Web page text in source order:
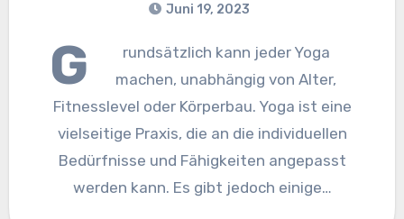
Juni 19, 2023
G
rundsätzlich kann jeder Yoga
machen, unabhängig von Alter,
Fitnesslevel oder Körperbau. Yoga ist eine
vielseitige Praxis, die an die individuellen
Bedürfnisse und Fähigkeiten angepasst
werden kann. Es gibt jedoch einige…